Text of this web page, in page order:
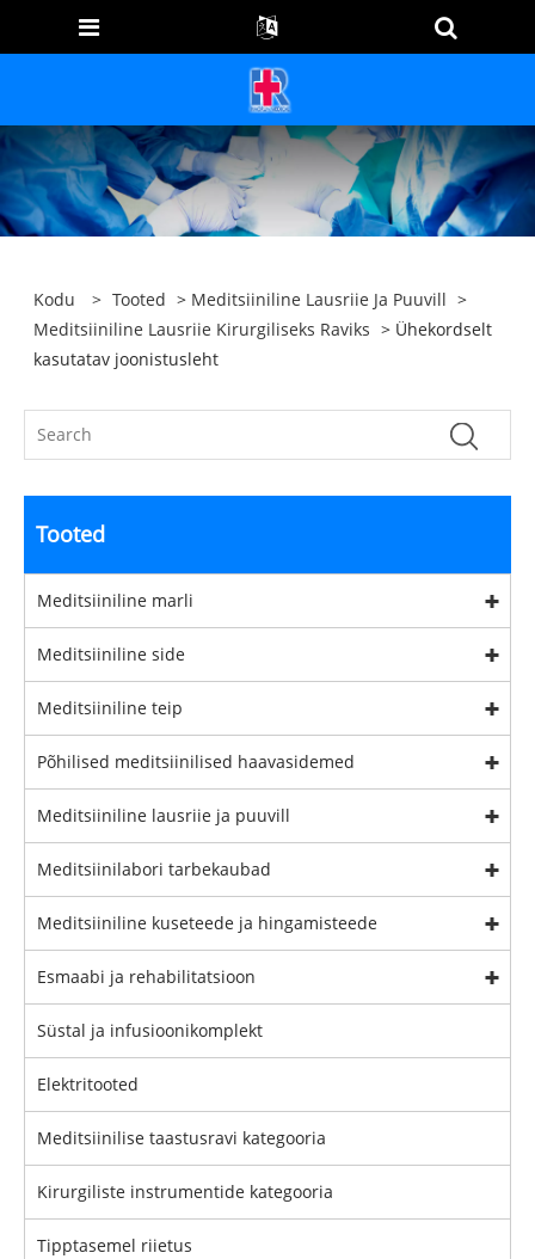
Kodu > Tooted > Meditsiiniline Lausriie Ja Puuvill >
Meditsiiniline Lausriie Kirurgiliseks Raviks > Ühekordselt
kasutatav joonistusleht
Tooted
Meditsiiniline marli
Meditsiiniline side
Meditsiiniline teip
Põhilised meditsiinilised haavasidemed
Meditsiiniline lausriie ja puuvill
Meditsiinilabori tarbekaubad
Meditsiiniline kuseteede ja hingamisteede
Esmaabi ja rehabilitatsioon
Süstal ja infusioonikomplekt
Elektritooted
Meditsiinilise taastusravi kategooria
Kirurgiliste instrumentide kategooria
Tipptasemel riietus